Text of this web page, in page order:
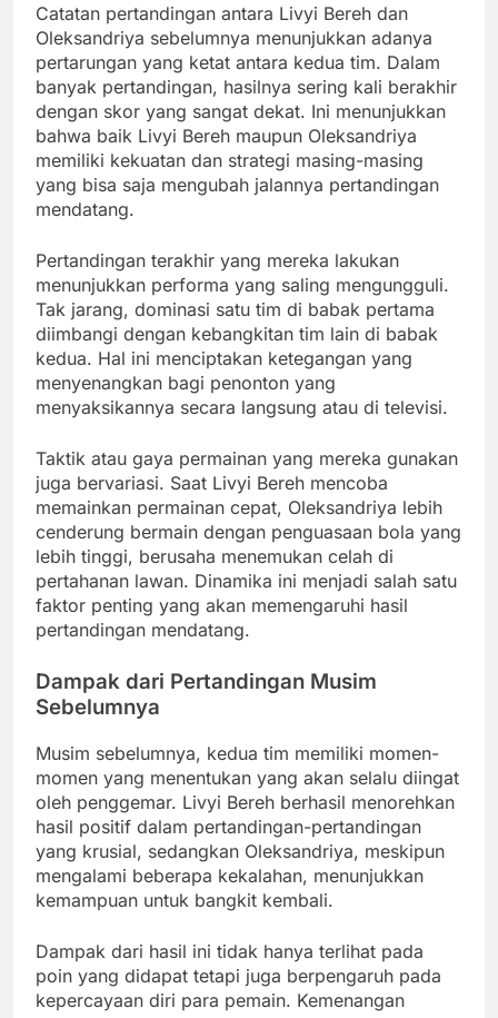
Catatan pertandingan antara Livyi Bereh dan
Oleksandriya sebelumnya menunjukkan adanya
pertarungan yang ketat antara kedua tim. Dalam
banyak pertandingan, hasilnya sering kali berakhir
dengan skor yang sangat dekat. Ini menunjukkan
bahwa baik Livyi Bereh maupun Oleksandriya
memiliki kekuatan dan strategi masing-masing
yang bisa saja mengubah jalannya pertandingan
mendatang.
Pertandingan terakhir yang mereka lakukan
menunjukkan performa yang saling mengungguli.
Tak jarang, dominasi satu tim di babak pertama
diimbangi dengan kebangkitan tim lain di babak
kedua. Hal ini menciptakan ketegangan yang
menyenangkan bagi penonton yang
menyaksikannya secara langsung atau di televisi.
Taktik atau gaya permainan yang mereka gunakan
juga bervariasi. Saat Livyi Bereh mencoba
memainkan permainan cepat, Oleksandriya lebih
cenderung bermain dengan penguasaan bola yang
lebih tinggi, berusaha menemukan celah di
pertahanan lawan. Dinamika ini menjadi salah satu
faktor penting yang akan memengaruhi hasil
pertandingan mendatang.
Dampak dari Pertandingan Musim
Sebelumnya
Musim sebelumnya, kedua tim memiliki momen-
momen yang menentukan yang akan selalu diingat
oleh penggemar. Livyi Bereh berhasil menorehkan
hasil positif dalam pertandingan-pertandingan
yang krusial, sedangkan Oleksandriya, meskipun
mengalami beberapa kekalahan, menunjukkan
kemampuan untuk bangkit kembali.
Dampak dari hasil ini tidak hanya terlihat pada
poin yang didapat tetapi juga berpengaruh pada
kepercayaan diri para pemain. Kemenangan